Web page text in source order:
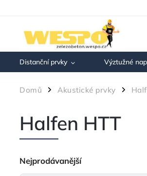
Distanční prvky Výztužné
Domů / Akustické prvky /
Halfen HTT
Nejprodávanější